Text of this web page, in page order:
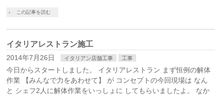
この記事を読む
イタリアレストラン施工
2014年7月26日 イタリアン店舗工事 工事
今日からスタートしました。 イタリアレストラン まず恒例の解体
作業 【みんなで力をあわせて】 が コンセプトの今回現場は なん
と シェフ2人に解体作業をいっしょに してもらいましたよ。 なか